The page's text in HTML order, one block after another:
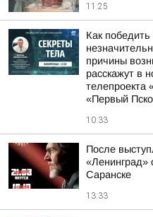
11:25
Как
причины
расскажут в
телепроекта
«Первый
10:33
После
«Ленинград»
Саранске
13:33